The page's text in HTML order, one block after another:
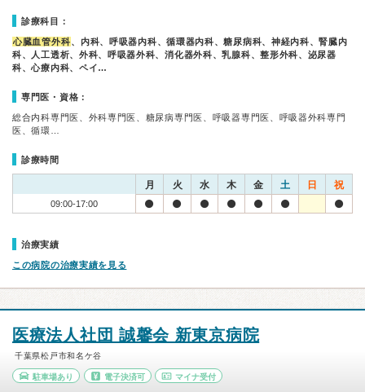
診療科目：
心臓血管外科、内科、呼吸器内科、循環器内科、糖尿病科、神経内科、腎臓内
科、人工透析、外科、呼吸器外科、消化器外科、乳腺科、整形外科、泌尿器
科、心療内科、ペイ…
専門医・資格：
総合内科専門医、外科専門医、糖尿病専門医、呼吸器専門医、呼吸器外科専門
医、循環…
診療時間
月 火 水 木 金 土 日 祝
09:00-17:00
治療実績
この病院の治療実績を見る
医療法人社団 誠馨会 新東京病院
千葉県松戸市和名ケ谷
駐車場あり 電子決済可 マイナ受付